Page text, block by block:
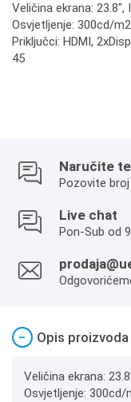
Veličina ekrana: 23.8",
Osvjetljenje: 300cd/
Priključci: HDMI,
45
Naručite
Pozovite broj
Live chat
Pon-Sub od
− Opis proizvoda
Veličina ekrana:
Osvjetljenje: 300cd/